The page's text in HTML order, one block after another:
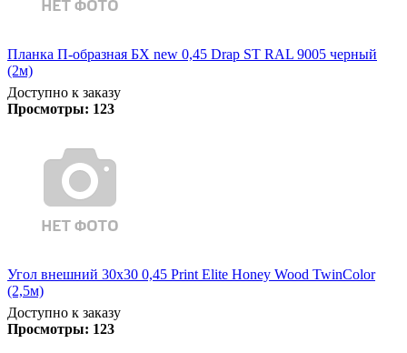
Планка П-образная БХ new 0,45 Drap ST RAL 9005 черный
(2м)
Доступно к заказу
Просмотры: 123
Угол внешний 30х30 0,45 Print Elite Honey Wood TwinColor
(2,5м)
Доступно к заказу
Просмотры: 123